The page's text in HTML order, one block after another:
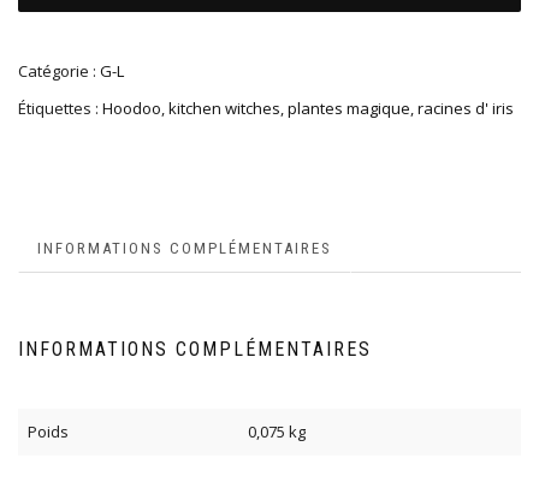
Catégorie : G-L
Étiquettes : Hoodoo,kitchen witches,plantes magique,racines d' iris
INFORMATIONS COMPLÉMENTAIRES
INFORMATIONS COMPLÉMENTAIRES
Poids 0,075 kg